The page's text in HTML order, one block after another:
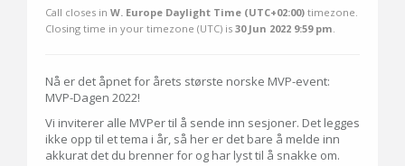
Call closes in W. Europe Daylight Time (UTC+02:00) timezone.
Closing time in your timezone (UTC) is 30 Jun 2022 9:59 pm.
Nå er det åpnet for årets største norske MVP-event:
MVP-Dagen 2022!
Vi inviterer alle MVPer til å sende inn sesjoner. Det legges
ikke opp til et tema i år, så her er det bare å melde inn
akkurat det du brenner for og har lyst til å snakke om.